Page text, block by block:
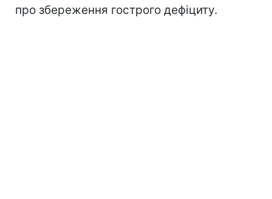
про збереження гострого дефіциту.